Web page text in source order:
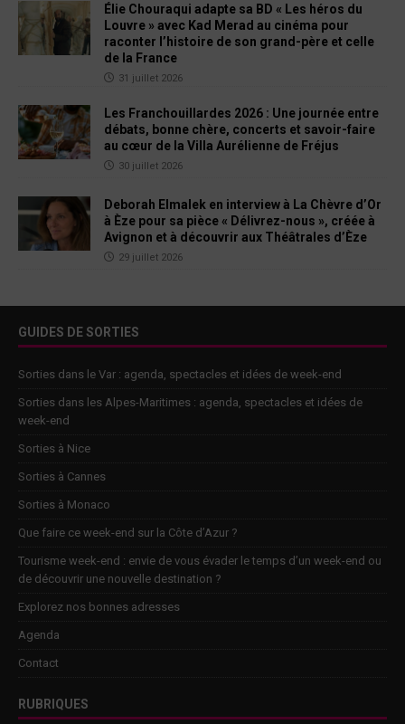
Élie Chouraqui adapte sa BD « Les héros du
Louvre » avec Kad Merad au cinéma pour
raconter l’histoire de son grand-père et celle
de la France
31 juillet 2026
Les Franchouillardes 2026 : Une journée entre
débats, bonne chère, concerts et savoir-faire
au cœur de la Villa Aurélienne de Fréjus
30 juillet 2026
Deborah Elmalek en interview à La Chèvre d’Or
à Èze pour sa pièce « Délivrez-nous », créée à
Avignon et à découvrir aux Théâtrales d’Èze
29 juillet 2026
GUIDES DE SORTIES
Sorties dans le Var : agenda, spectacles et idées de week-end
Sorties dans les Alpes-Maritimes : agenda, spectacles et idées de
week-end
Sorties à Nice
Sorties à Cannes
Sorties à Monaco
Que faire ce week-end sur la Côte d’Azur ?
Tourisme week-end : envie de vous évader le temps d’un week-end ou
de découvrir une nouvelle destination ?
Explorez nos bonnes adresses
Agenda
Contact
RUBRIQUES